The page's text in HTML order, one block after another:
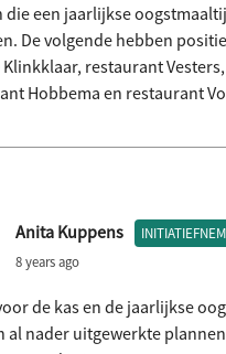
die een jaarlijkse
De volgende hebben
restaurant
Hobbema en restaurant
Anita Kuppens
8 years ago
de kas en de jaarlijkse
al nader uitgewerkte